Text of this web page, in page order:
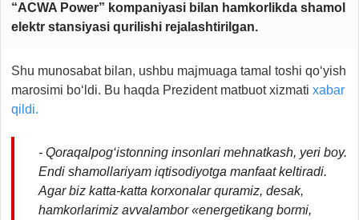
“ACWA Power” kompaniyasi bilan hamkorlikda shamol
elektr stansiyasi qurilishi rejalashtirilgan.
Shu munosabat bilan, ushbu majmuaga tamal toshi qo‘yish
marosimi bo‘ldi. Bu haqda Prezident matbuot xizmati xabar
qildi.
- Qoraqalpog‘istonning insonlari mehnatkash, yeri boy.
Endi shamollariyam iqtisodiyotga manfaat keltiradi.
Agar biz katta-katta korxonalar quramiz, desak,
hamkorlarimiz avvalambor «energetikang bormi,